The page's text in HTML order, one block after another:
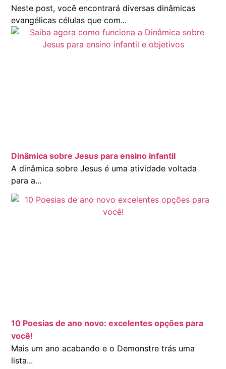
Neste post, você encontrará diversas dinâmicas
evangélicas células que com...
Dinâmica sobre Jesus para ensino infantil
A dinâmica sobre Jesus é uma atividade voltada
para a...
10 Poesias de ano novo: excelentes opções para
você!
Mais um ano acabando e o Demonstre trás uma
lista...